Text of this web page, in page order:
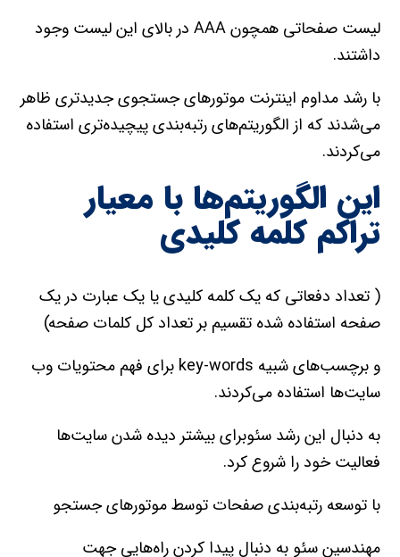
ليست صفحاتي همچون AAA در بالاي اين ليست وجود
داشتند.
با رشد مداوم اينترنت موتورهاي جستجوي جديد‌تري ظاهر
مي‌شدند که از الگوريتم‌هاي رتبه‌بندي پيچيده‌تري استفاده
مي‌کردند.
اين الگوريتم‌ها با معيار
تراکم کلمه کليدي
( تعداد دفعاتي که يک کلمه کليدي يا يک عبارت در يک
صفحه استفاده شده تقسيم بر تعداد کل کلمات صفحه)
و برچسب‌هاي شبيه key-words براي فهم محتويات وب
سايت‌ها استفاده مي‌کردند.
به دنبال اين رشد سئوبراي بيشتر ديده شدن سايت‌ها
فعاليت خود را شروع کرد.
با توسعه رتبه‌بندي صفحات توسط موتور‌هاي جستجو
مهندسين سئو به دنبال پيدا کردن راه‌هايي جهت